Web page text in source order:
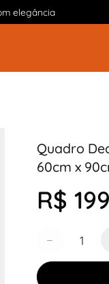
elegância
Quadro
60cm x
R$
−